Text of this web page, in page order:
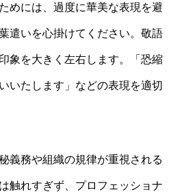
めには、過度に華美な表現を避
遣いを心掛けてください。敬語
象を大きく左右します。「恐縮
いたします」などの表現を適切
義務や組織の規律が重視される
触れすぎず、プロフェッショナ